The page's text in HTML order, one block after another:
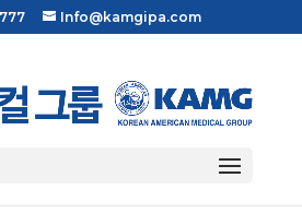
Info@kamgipa.com